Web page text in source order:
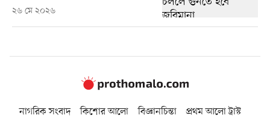
২৬ মে ২০২৬
নাগরিক সংবাদ কিশোর আলো বিজ্ঞানচিন্তা
প্রথম আলো ট্রাস্ট